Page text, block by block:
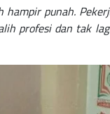
hampir punah.
profesi dan tak